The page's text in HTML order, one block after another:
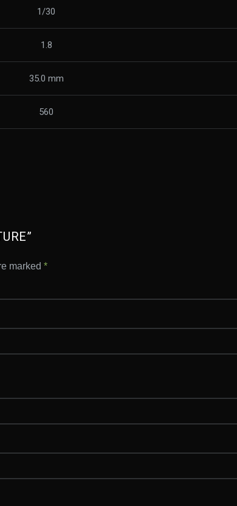
1/30
1.8
35.0 mm
560
marked *